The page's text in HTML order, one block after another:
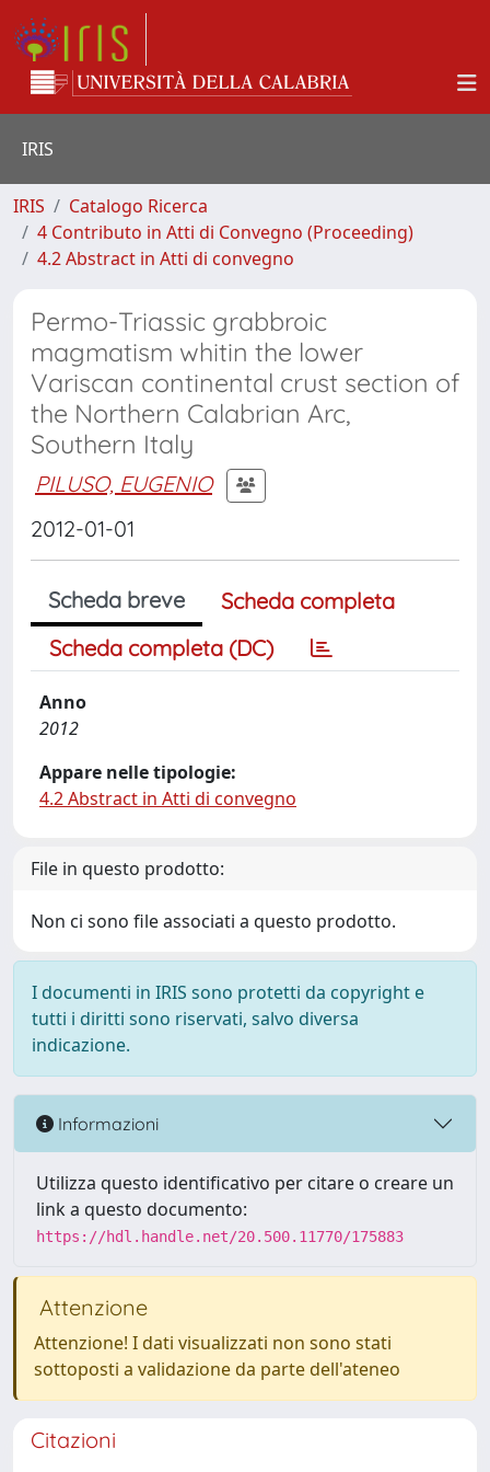
IRIS
IRIS
Catalogo Ricerca
4 Contributo in Atti di Convegno (Proceeding)
4.2 Abstract in Atti di convegno
Permo-Triassic grabbroic
magmatism whitin the lower
Variscan continental crust section of
the Northern Calabrian Arc,
Southern Italy
PILUSO, EUGENIO
2012-01-01
Scheda breve
Scheda completa
Scheda completa (DC)
Anno
2012
Appare nelle tipologie:
4.2 Abstract in Atti di convegno
File in questo prodotto:
Non ci sono file associati a questo prodotto.
I documenti in IRIS sono protetti da copyright e
tutti i diritti sono riservati, salvo diversa
indicazione.
Informazioni
Utilizza questo identificativo per citare o creare un
link a questo documento:
https://hdl.handle.net/20.500.11770/175883
Attenzione
Attenzione! I dati visualizzati non sono stati
sottoposti a validazione da parte dell'ateneo
Citazioni